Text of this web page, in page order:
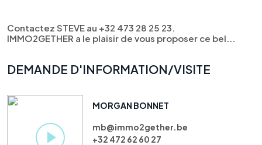
Contactez STEVE au +32 473 28 25 23.
IMMO2GETHER a le plaisir de vous proposer ce bel...
DEMANDE D'INFORMATION/VISITE
MORGAN BONNET
mb@immo2gether.be
+32 472 62 60 27